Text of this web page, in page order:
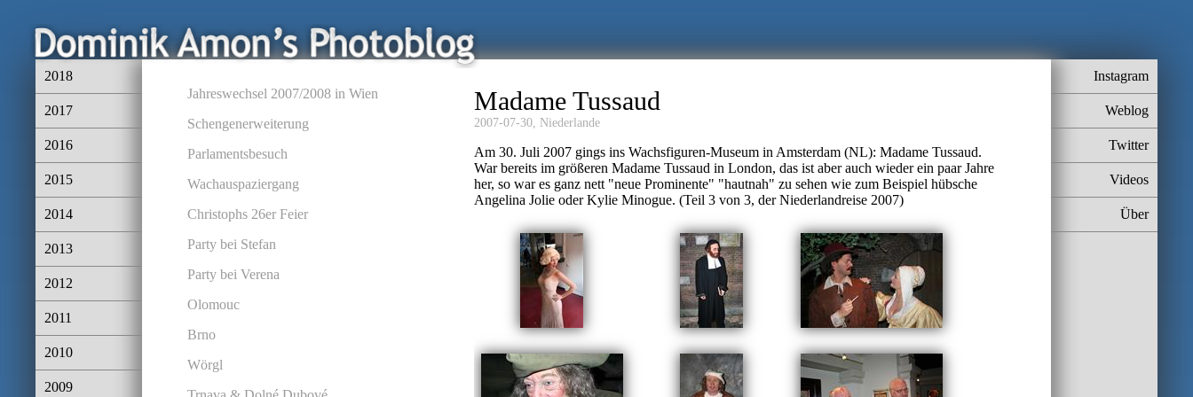
2018
2017
2016
2015
2014
2013
2012
2011
2010
2009
Instagram
Weblog
Twitter
Videos
Über
Jahreswechsel 2007/2008 in Wien
Schengenerweiterung
Parlamentsbesuch
Wachauspaziergang
Christophs 26er Feier
Party bei Stefan
Party bei Verena
Olomouc
Brno
Wörgl
Madame Tussaud
2007-07-30, Niederlande
Am 30. Juli 2007 gings ins Wachsfiguren-Museum in Amsterdam (NL): Madame Tussaud.
War bereits im größeren Madame Tussaud in London, das ist aber auch wieder ein paar Jahre
her, so war es ganz nett "neue Prominente" "hautnah" zu sehen wie zum Beispiel hübsche
Angelina Jolie oder Kylie Minogue. (Teil 3 von 3, der Niederlandreise 2007)